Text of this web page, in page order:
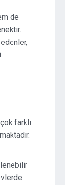
de
farklı